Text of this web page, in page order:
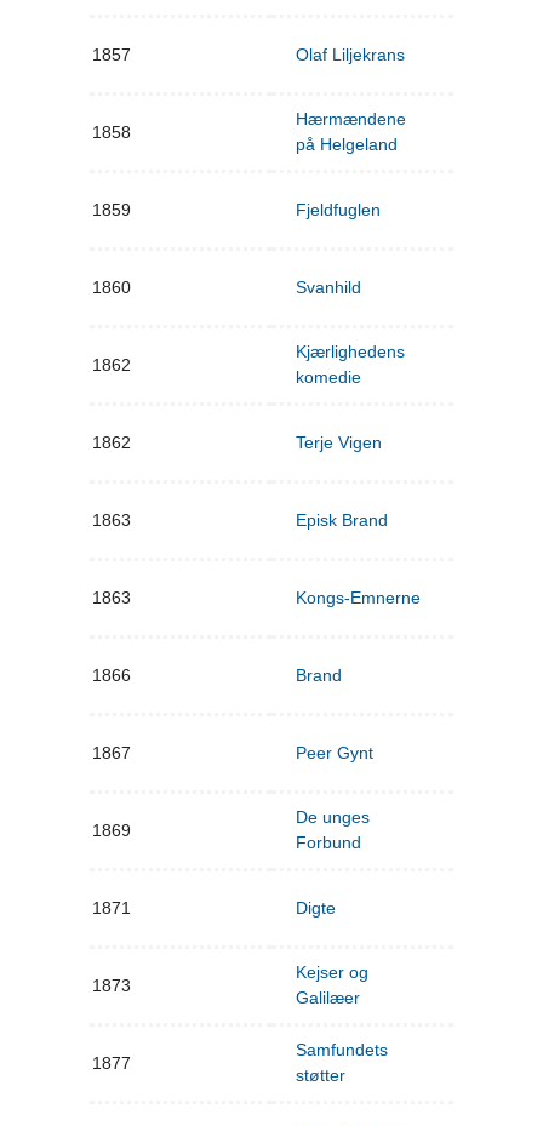
1857 Olaf Liljekrans
1858
Hærmændene
på Helgeland
1859 Fjeldfuglen
1860 Svanhild
1862
Kjærlighedens
komedie
1862 Terje Vigen
1863 Episk Brand
1863 Kongs-Emnerne
1866 Brand
1867 Peer Gynt
1869
De unges
Forbund
1871 Digte
1873
Kejser og
Galilæer
1877
Samfundets
støtter